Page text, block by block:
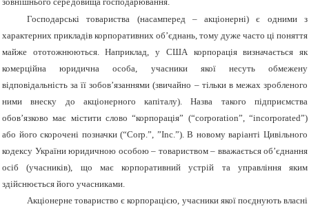
Господарські товариства (насамперед – акціонерні) є одними з
характерних прикладів корпоративних об’єднань, тому дуже часто ці поняття
майже ототожнюються. Наприклад, у США корпорація визначається як
комерційна юридична особа, учасники якої несуть обмежену
відповідальність за її зобов’язаннями (звичайно – тільки в межах зробленого
ними внеску до акціонерного капіталу). Назва такого підприємства
обов’язково має містити слово “корпорація” (“corporation”, “incorporated”)
або його скорочені позначки (“Corp.”, ”Inc.”). В новому варіанті Цивільного
кодексу України юридичною особою – товариством – вважається об’єднання
осіб (учасників), що має корпоративний устрій та управління яким
здійснюється його учасниками.
Акціонерне товариство є корпорацією, учасники якої поєднують власні